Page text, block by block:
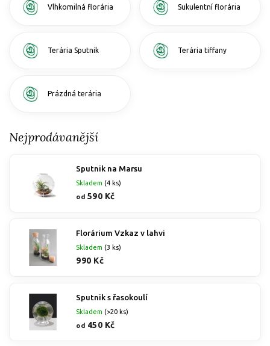
Vlhkomilná florária Sukulentní florária
Terária Sputnik Terária tiffany
Prázdná terária
Nejprodávanější
Sputnik na Marsu
Skladem (4 ks)
od 590 Kč
Florárium Vzkaz v lahvi
Skladem (3 ks)
990 Kč
Sputnik s řasokoulí
Skladem (>20 ks)
od 450 Kč